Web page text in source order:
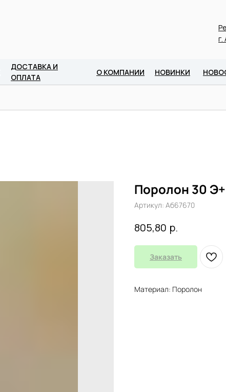
г.
ДОСТАВКА И
ОПЛАТА
О КОМПАНИИ НОВИНКИ
Поролон 30
Артикул: Аб67670
805,80 р.
Заказать
Материал: Поролон